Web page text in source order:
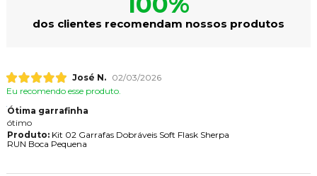
dos clientes recomendam nossos produtos
José N.
02/03/2026
Eu recomendo esse produto.
Ótima garrafinha
ótimo
Produto:Kit 02 Garrafas Dobráveis Soft Flask Sherpa
RUN Boca Pequena